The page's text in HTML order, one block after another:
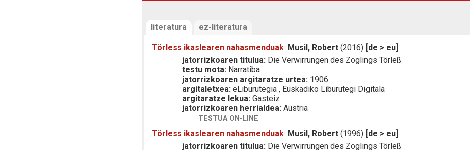
literatura ez-literatura
Törless ikaslearen nahasmenduak Musil, Robert (2016) [de > eu]
jatorrizkoaren titulua: Die Verwirrungen des Zöglings Törleß
testu mota: Narratiba
jatorrizkoaren argitaratze urtea: 1906
argitaletxea: eLiburutegia , Euskadiko Liburutegi Digitala
argitaratze lekua: Gasteiz
jatorrizkoaren herrialdea: Austria
TESTUA ON-LINE
Törless ikaslearen nahasmenduak Musil, Robert (1996) [de > eu]
jatorrizkoaren titulua: Die Verwirrungen des Zöglings Törleß